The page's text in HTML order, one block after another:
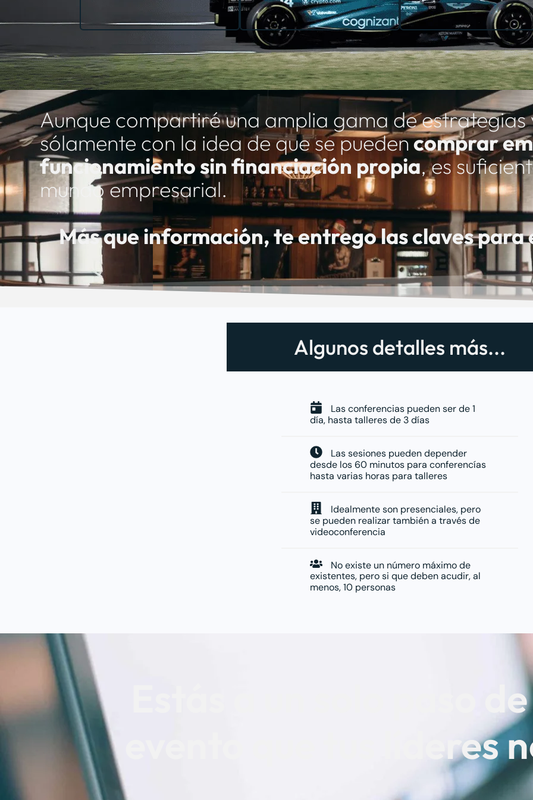
transformador.
Aunque compartiré una amplia gama de estrategias
sólamente con la idea de que se puedencomprar
funcionamiento sin financiación propia, es
mundo empresarial.
Más que información, te entrego las claves
Algunos detalles más...
Las conferencias pueden ser de 1
día, hasta talleres de 3 días
Las sesiones pueden depender
desde los 60 minutos para conferencías
hasta varias horas para talleres
Idealmente son presenciales, pero
se pueden realizar también a través de
videoconferencia
No existe un número máximo de
existentes, pero si que deben acudir, al
menos, 10 personas
Estás a un solo paso
evento que tus líderes